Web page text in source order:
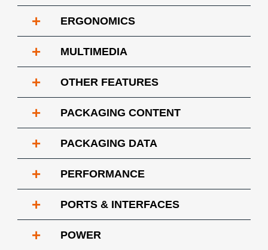
+ ERGONOMICS
+ MULTIMEDIA
+ OTHER FEATURES
+ PACKAGING CONTENT
+ PACKAGING DATA
+ PERFORMANCE
+ PORTS & INTERFACES
+ POWER